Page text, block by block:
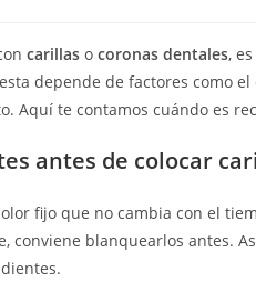
carillas o coronas dentales,
depende de factores como
Aquí te contamos cuándo es
antes de colocar
fijo que no cambia con el
conviene blanquearlos antes.